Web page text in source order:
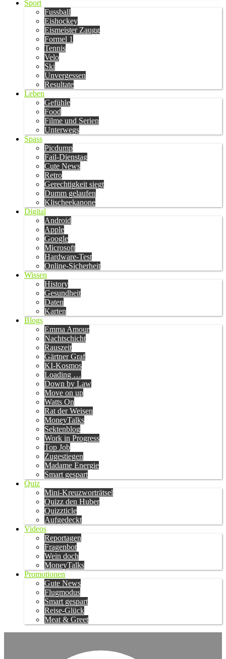
Sport
Fussball
Eishockey
Eismeister Zaugg
Formel 1
Tennis
Velo
Ski
Unvergessen
Resultate
Leben
Gefühle
Food
Filme und Serien
Unterwegs
Spass
Picdump
Fail-Dienstag
Cute News
Retro
Gerechtigkeit siegt
Dumm gelaufen
Klischeekanone
Digital
Android
Apple
Google
Microsoft
Hardware-Test
Online-Sicherheit
Wissen
History
Gesundheit
Daten
Karten
Blogs
Emma Amour
Nachtschicht
Rauszeit
Gärtner Graf
KI-Kosmos
Loading …
Down by Law
Move on up
Watts On
Rat der Weisen
MoneyTalks
Sektenblog
Work in Progress
Top Job
Zugestiegen
Madame Energie
Smart gespart
Quiz
Mini-Kreuzworträtsel
Quizz den Huber
Quizzticle
Aufgedeckt
Videos
Reportagen
Fragenbot
Wein doch
MoneyTalks
Promotionen
Gute News
Flugmodus
Smart gespart
Reise-Glück
Meat & Greet